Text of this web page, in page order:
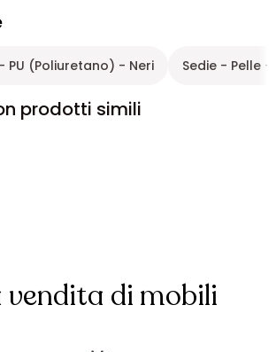
PU (Poliuretano) - Neri Sedie - Pelle
prodotti simili
vendita di mobili